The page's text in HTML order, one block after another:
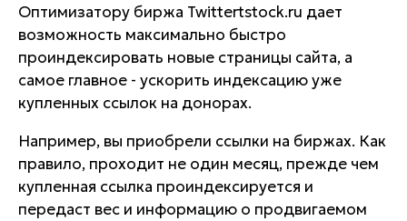
Оптимизатору биржа Twittertstock.ru дает
возможность максимально быстро
проиндексировать новые страницы сайта, а
самое главное - ускорить индексацию уже
купленных ссылок на донорах.
Например, вы приобрели ссылки на биржах. Как
правило, проходит не один месяц, прежде чем
купленная ссылка проиндексируется и
передаст вес и информацию о продвигаемом